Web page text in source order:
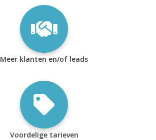
Meer klanten en/of leads
Voordelige tarieven